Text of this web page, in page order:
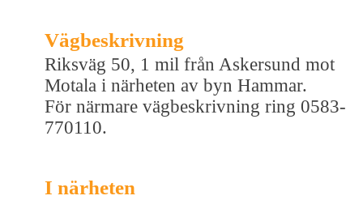
Vägbeskrivning
Riksväg 50, 1 mil från Askersund mot
Motala i närheten av byn Hammar.
För närmare vägbeskrivning ring 0583-
770110.
I närheten